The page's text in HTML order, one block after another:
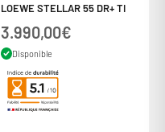
LOEWE STELLAR 55 DR+ TI
Prix de vente
3.990,00€
Disponible